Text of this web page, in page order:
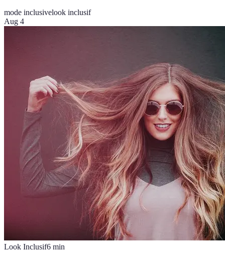
mode inclusivelook inclusif
Aug 4
Look Inclusif6 min